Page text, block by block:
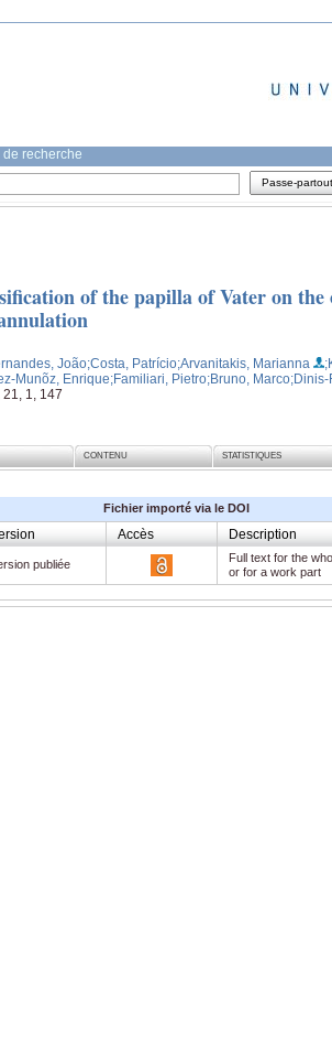
de recherche
Passe-partout
of the papilla of Vater on the
João;Costa, Patrício;Arvanitakis, Marianna
Munõz, Enrique;Familiari, Pietro;Bruno, Marco;Dinis-
1, 147
CONTENU STATISTIQUES
Fichier importé via le DOI
Accès Description
publiée
Full text for the
or for a work part